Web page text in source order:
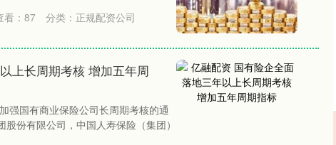
看： 87 分类： 正规配资公司
上长周期考核 增加五年周
强国有商业保险公司长周期考核的通
份有限公司，中国人寿保险（集团）